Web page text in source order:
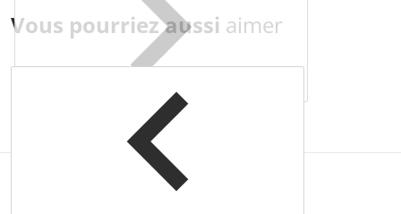
Vous pourriez aussi aimer
Complementary